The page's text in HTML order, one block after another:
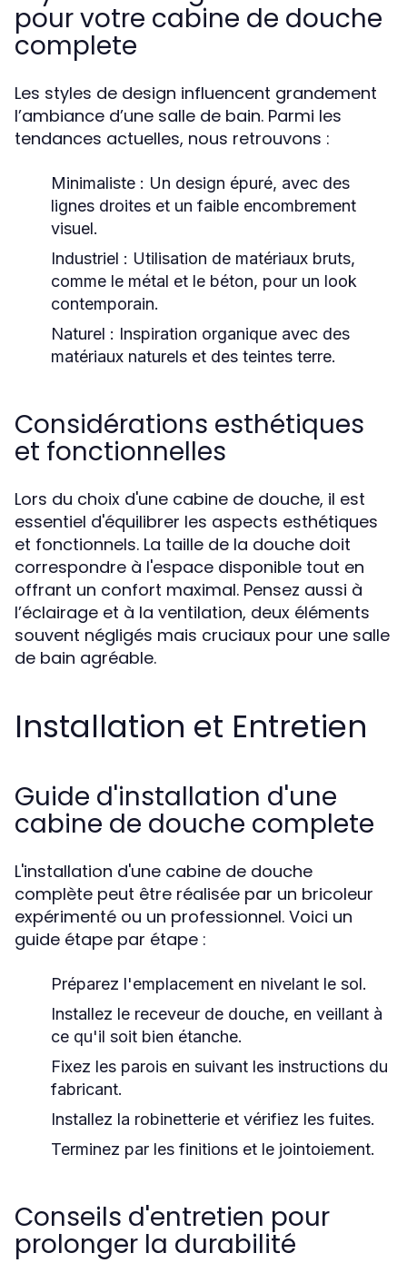
pour votre cabine de douche
complete
Les styles de design influencent grandement
l’ambiance d’une salle de bain. Parmi les
tendances actuelles, nous retrouvons :
Minimaliste : Un design épuré, avec des
lignes droites et un faible encombrement
visuel.
Industriel : Utilisation de matériaux bruts,
comme le métal et le béton, pour un look
contemporain.
Naturel : Inspiration organique avec des
matériaux naturels et des teintes terre.
Considérations esthétiques
et fonctionnelles
Lors du choix d'une cabine de douche, il est
essentiel d'équilibrer les aspects esthétiques
et fonctionnels. La taille de la douche doit
correspondre à l'espace disponible tout en
offrant un confort maximal. Pensez aussi à
l’éclairage et à la ventilation, deux éléments
souvent négligés mais cruciaux pour une salle
de bain agréable.
Installation et Entretien
Guide d'installation d'une
cabine de douche complete
L'installation d'une cabine de douche
complète peut être réalisée par un bricoleur
expérimenté ou un professionnel. Voici un
guide étape par étape :
Préparez l'emplacement en nivelant le sol.
Installez le receveur de douche, en veillant à
ce qu'il soit bien étanche.
Fixez les parois en suivant les instructions du
fabricant.
Installez la robinetterie et vérifiez les fuites.
Terminez par les finitions et le jointoiement.
Conseils d'entretien pour
prolonger la durabilité